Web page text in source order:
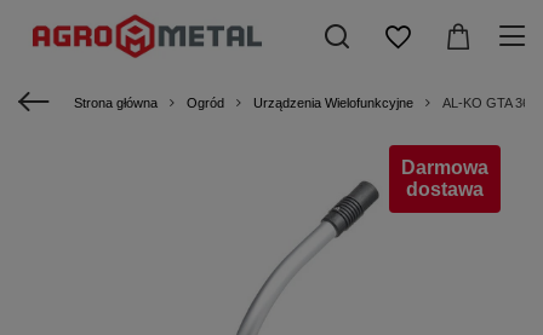
Strona główna Ogród Urządzenia Wielofunkcyjne AL-KO GTA 36
Darmowa
dostawa